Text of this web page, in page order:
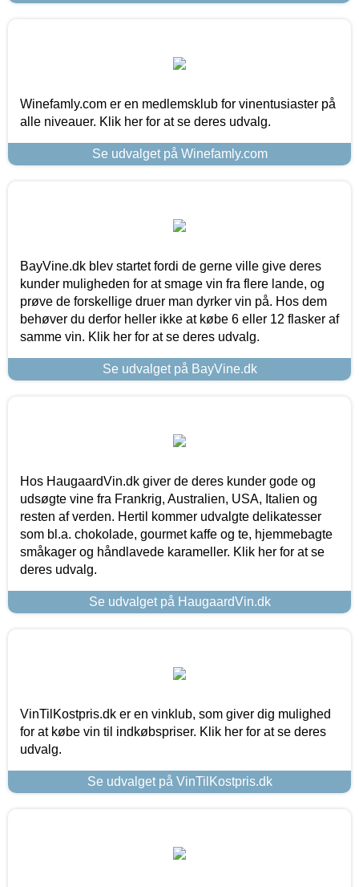
Winefamly.com er en medlemsklub for vinentusiaster på
alle niveauer. Klik her for at se deres udvalg.
Se udvalget på Winefamly.com
BayVine.dk blev startet fordi de gerne ville give deres
kunder muligheden for at smage vin fra flere lande, og
prøve de forskellige druer man dyrker vin på. Hos dem
behøver du derfor heller ikke at købe 6 eller 12 flasker af
samme vin. Klik her for at se deres udvalg.
Se udvalget på BayVine.dk
Hos HaugaardVin.dk giver de deres kunder gode og
udsøgte vine fra Frankrig, Australien, USA, Italien og
resten af verden. Hertil kommer udvalgte delikatesser
som bl.a. chokolade, gourmet kaffe og te, hjemmebagte
småkager og håndlavede karameller. Klik her for at se
deres udvalg.
Se udvalget på HaugaardVin.dk
VinTilKostpris.dk er en vinklub, som giver dig mulighed
for at købe vin til indkøbspriser. Klik her for at se deres
udvalg.
Se udvalget på VinTilKostpris.dk